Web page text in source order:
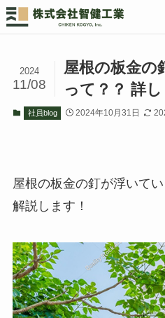
屋根の板金の
って？？ 詳
2024
11/08
社員blog 2024年10月31日
屋根の板金の釘が浮いて
解説します！